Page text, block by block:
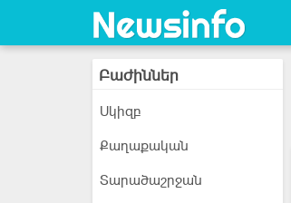
Բաժիններ
Սկիզբ
Քաղաքական
Տարածաշրջան